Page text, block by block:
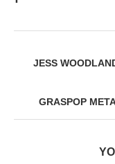
JESS
GRASPOP